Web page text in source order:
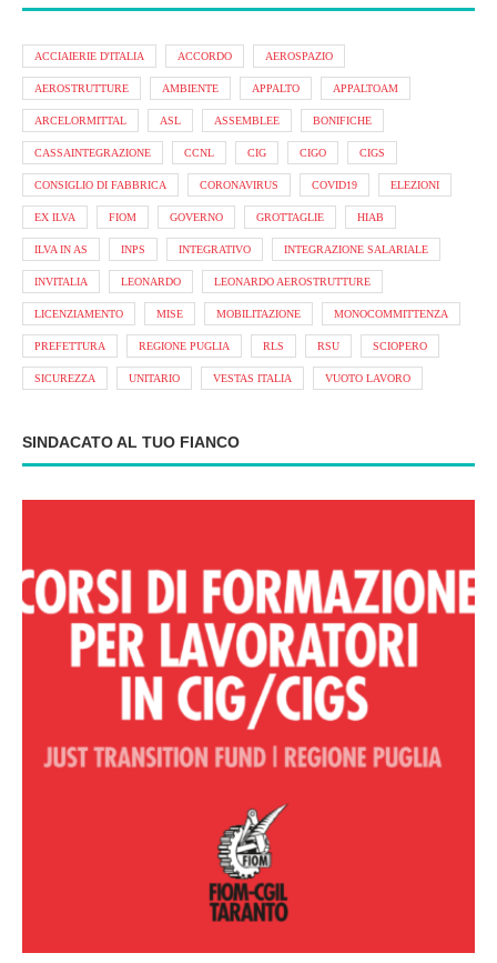
ACCIAIERIE D'ITALIA ACCORDO AEROSPAZIO
AEROSTRUTTURE AMBIENTE APPALTO APPALTOAM
ARCELORMITTAL ASL ASSEMBLEE BONIFICHE
CASSAINTEGRAZIONE CCNL CIG CIGO CIGS
CONSIGLIO DI FABBRICA CORONAVIRUS COVID19 ELEZIONI
EX ILVA FIOM GOVERNO GROTTAGLIE HIAB
ILVA IN AS INPS INTEGRATIVO INTEGRAZIONE SALARIALE
INVITALIA LEONARDO LEONARDO AEROSTRUTTURE
LICENZIAMENTO MISE MOBILITAZIONE MONOCOMMITTENZA
PREFETTURA REGIONE PUGLIA RLS RSU SCIOPERO
SICUREZZA UNITARIO VESTAS ITALIA VUOTO LAVORO
SINDACATO AL TUO FIANCO